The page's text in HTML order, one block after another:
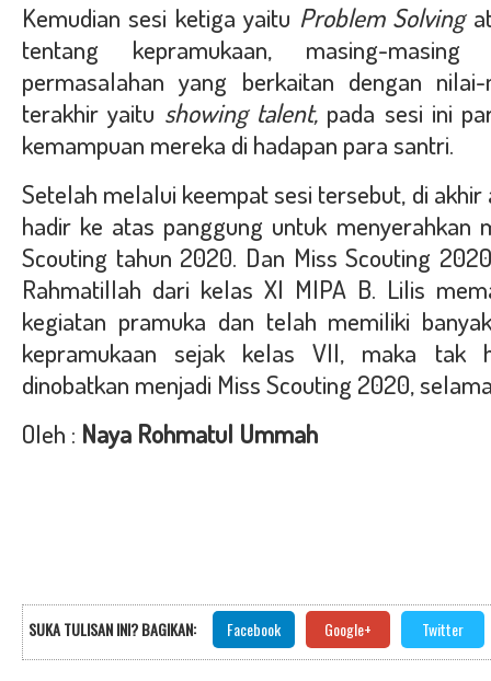
Kemudian sesi ketiga yaitu Problem Solving
tentang kepramukaan, masing-
permasalahan yang berkaitan dengan
terakhir yaitu showing talent, pada sesi ini
kemampuan mereka di hadapan para santri.
Setelah melalui keempat sesi tersebut, di akhir
hadir ke atas panggung untuk menyerahkan
Scouting tahun 2020. Dan Miss Scouting
Rahmatillah dari kelas XI MIPA B. Lilis
kegiatan pramuka dan telah memiliki
kepramukaan sejak kelas VII, maka tak
dinobatkan menjadi Miss Scouting 2020,
Oleh : Naya Rohmatul Ummah
SUKA TULISAN INI? BAGIKAN: Facebook Google+ Twitter